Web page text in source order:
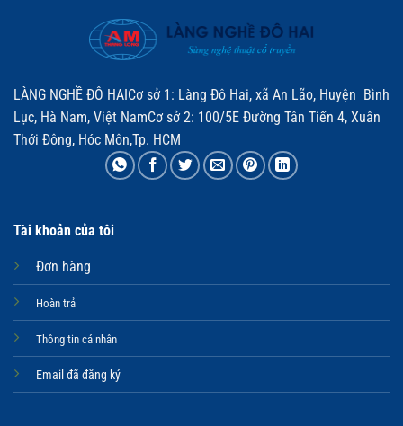
LÀNG NGHỀ ĐÔ HAICơ sở 1: Làng Đô Hai, xã An Lão, Huyện Bình
Lục, Hà Nam, Việt NamCơ sở 2: 100/5E Đường Tân Tiến 4, Xuân
Thới Đông, Hóc Môn,Tp. HCM
Tài khoản của tôi
Đơn hàng
Hoàn trả
Thông tin cá nhân
Email đã đăng ký